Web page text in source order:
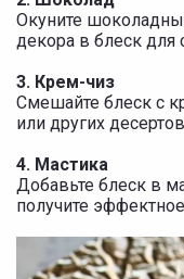
Окуните
декора в блеск для
3. Крем-чиз
Смешайте блеск с
или других
4. Мастика
Добавьте блеск в
получите